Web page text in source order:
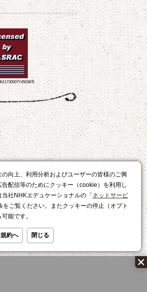
向上、利用分析およびユーザーの皆様のご興
配信等のためにクッキー（cookie）を利用し
社NHKエデュケーショナルの「 ネットサービ
をご覧ください。またクッキーの停止（オプト
能です。
約へ 閉じる
号